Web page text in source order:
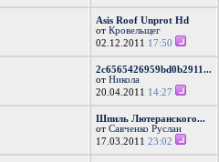
Asis Roof Unprot Hd
отКровельщег
02.12.2011 17:50
2c6565426959bd0b2911...
отНикола
20.04.2011 14:27
Шпиль Лютеранского...
отСавченко Руслан
17.03.201123:02